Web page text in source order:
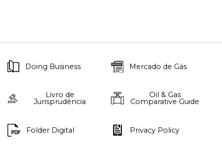
Doing Business Mercado de Gás
Livro de
Jurisprudência
Oil & Gas
Comparative Guide
Folder Digital Privacy Policy